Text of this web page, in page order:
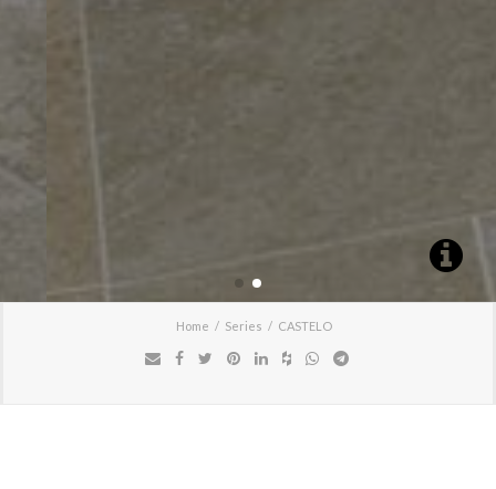
Home Series CASTELO